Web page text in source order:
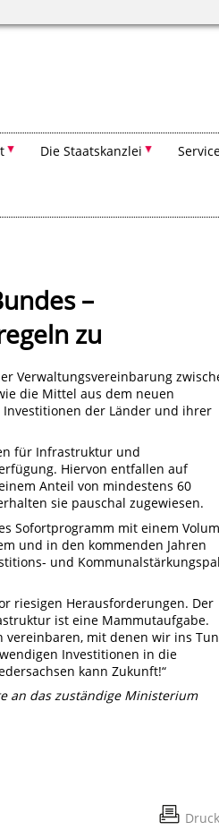
Die Staatskanzlei
–
zu
Verwaltungsvereinbarung
die Mittel aus dem neuen
der Länder und ihrer
für Infrastruktur und
Hiervon entfallen auf
Anteil von mindestens 60
sie pauschal zugewiesen.
Sofortprogramm mit einem
und in den kommenden Jahren
und
riesigen Herausforderungen. Der
ist eine Mammutaufgabe.
vereinbaren, mit denen wir ins Tun
Investitionen in die
kann Zukunft!“
an das zuständige Ministerium